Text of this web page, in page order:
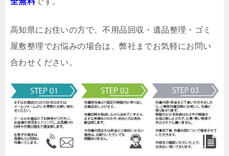
高知県にお住いの方で、不用品回収・遺品整理・ゴミ
屋敷整理でお悩みの場合は、弊社までお気軽にお問い
合わせください。